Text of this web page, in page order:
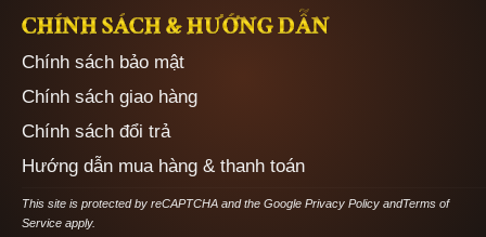
CHÍNH SÁCH & HƯỚNG DẪN
Chính sách bảo mật
Chính sách giao hàng
Chính sách đổi trả
Hướng dẫn mua hàng & thanh toán
This site is protected by reCAPTCHA and the Google Privacy PolicyandTerms of
Serviceapply.